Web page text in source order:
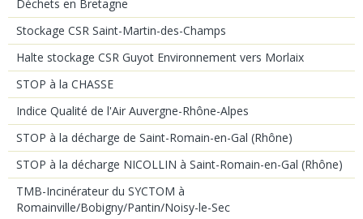
Déchets en Bretagne
Stockage CSR Saint-Martin-des-Champs
Halte stockage CSR Guyot Environnement vers Morlaix
STOP à la CHASSE
Indice Qualité de l'Air Auvergne-Rhône-Alpes
STOP à la décharge de Saint-Romain-en-Gal (Rhône)
STOP à la décharge NICOLLIN à Saint-Romain-en-Gal (Rhône)
TMB-Incinérateur du SYCTOM à
Romainville/Bobigny/Pantin/Noisy-le-Sec